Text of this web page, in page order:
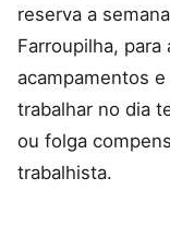
reserva a
Farroupilha,
acampamentos
trabalhar no dia
ou folga
trabalhista.